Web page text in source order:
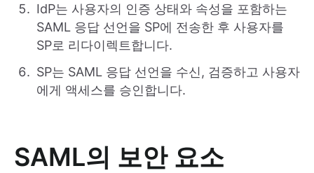
IdP는 사용자의 인증 상태와 속성을 포함하는
SAML 응답 선언을 SP에 전송한 후 사용자를
SP로 리다이렉트합니다.
SP는 SAML 응답 선언을 수신, 검증하고 사용자
에게 액세스를 승인합니다.
SAML의 보안 요소